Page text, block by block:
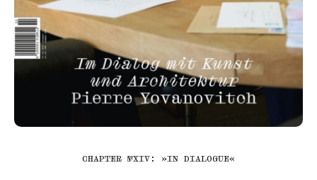
CHAPTER №XIV: »IN DIALOGUE«